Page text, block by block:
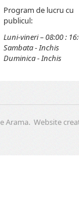
Program de lucru cu
publicul:
Luni-vineri – 08:00 :
Sambata - Inchis
Duminica - Inchis
Arama. Website